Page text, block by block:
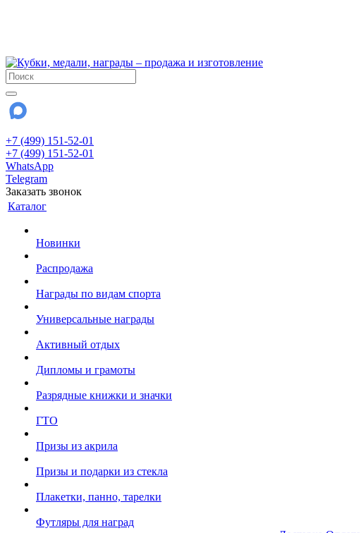
+7 (499) 151-52-01
+7 (499) 151-52-01
WhatsApp
Telegram
Заказать звонок
Каталог
Новинки
Распродажа
Награды по видам спорта
Универсальные награды
Активный отдых
Дипломы и грамоты
Разрядные книжки и значки
ГТО
Призы из акрила
Призы и подарки из стекла
Плакетки, панно, тарелки
Футляры для наград